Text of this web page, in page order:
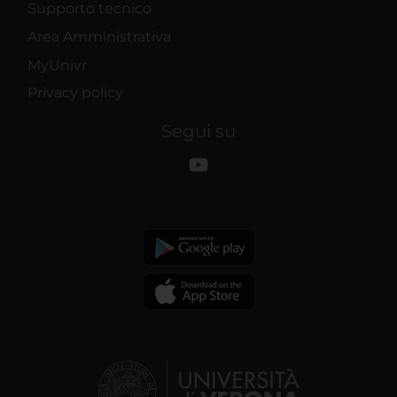
Supporto tecnico
Area Amministrativa
MyUnivr
Privacy policy
Segui su